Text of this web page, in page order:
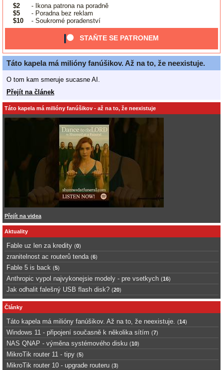
$2
- Ikona patrona na poradně
$5
- Poradna bez reklam
$10
- Soukromé poradenství
STAŇTE SE PATRONEM
Táto kapela má milióny fanúšikov. Až na to, že neexistuje.
O tom kam smeruje sucasne AI.
Přejít na článek
Táto kapela má milióny fanúšikov - až na to, že neexistuje
Přejít na videa
Aktuality
Fable uz len za kredity (0)
zranitelnost ac routerů tenda (6)
Fable 5 is back (5)
Anthropic vypol najvykonejsie modely - pre vsetkych (16)
Jak odhalit falešný USB flash disk? (20)
Články
Táto kapela má milióny fanúšikov. Až na to, že neexistuje. (14)
Windows 11 - připojení současně k několika sítím (7)
NAS QNAP - výměna systémového disku (10)
MikroTik router 11 - tipy (5)
MikroTik router 10 - upgrade routeru (3)